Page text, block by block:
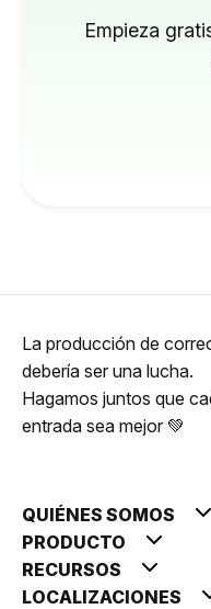
Empieza
La producción de
debería ser una lucha.
Hagamos juntos que
entrada sea mejor 💚
QUIÉNES SOMOS
PRODUCTO
RECURSOS
LOCALIZACIONES